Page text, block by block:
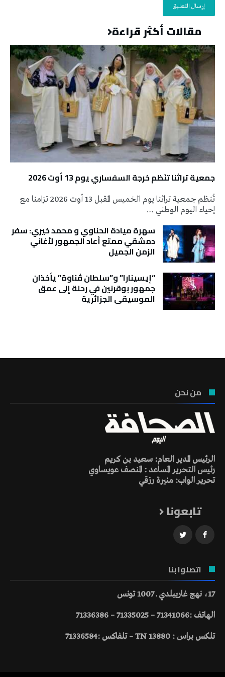
مقالات أكثر قراءة
جمعية تراثنا تنَظم خرجة السفساري يوم 13 أوت 2026
تُنظم جمعية تراثنا يوم الخميس المقبل 13 أوت 2026 تزامنا مع
إحياء اليوم الوطني …
سهرة ميادة الحناوي و محمد خيري: سفر
دمشقي ممتع أعاد الجمهور لأغاني
الزمن الجميل
“إيسينارا” و”سلطان ڤناوة” يأخذان
جمهور بوقرنين في رحلة إلى عمق
الموسيقى الجزائرية
من نحن
الرئيس المدير العام: سعيد بن كريم
رئيس التحرير المساعد : المنصف عويساوي
تحرير الواب: منيرة رزقي
تابعونا
اتصلوا بنا
17، نهج غاريبلدي ـ 1007 تونس
الهاتف :71341066 – 71335025 – 71336386
تلكس براس : 13880 TN – تلفاكس :71336584